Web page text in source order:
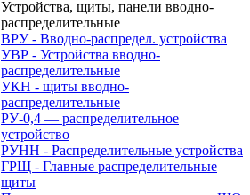
Устройства, щиты, панели вводно-
распределительные
ВРУ - Вводно-распредел. устройства
УВР - Устройства вводно-
распределительные
УКН - щиты вводно-
распределительные
РУ-0,4 — распределительное
устройство
РУНН - Распределительные устройства
ГРЩ - Главные распределительные
щиты